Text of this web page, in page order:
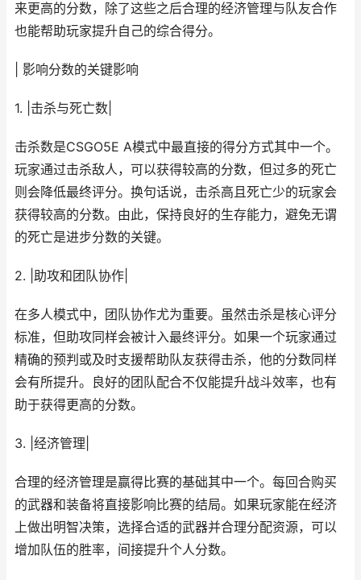
来更高的分数，除了这些之后合理的经济管理与队友合作
也能帮助玩家提升自己的综合得分。
| 影响分数的关键影响
1. |击杀与死亡数|
击杀数是CSGO5E A模式中最直接的得分方式其中一个。
玩家通过击杀敌人，可以获得较高的分数，但过多的死亡
则会降低最终评分。换句话说，击杀高且死亡少的玩家会
获得较高的分数。由此，保持良好的生存能力，避免无谓
的死亡是进步分数的关键。
2. |助攻和团队协作|
在多人模式中，团队协作尤为重要。虽然击杀是核心评分
标准，但助攻同样会被计入最终评分。如果一个玩家通过
精确的预判或及时支援帮助队友获得击杀，他的分数同样
会有所提升。良好的团队配合不仅能提升战斗效率，也有
助于获得更高的分数。
3. |经济管理|
合理的经济管理是赢得比赛的基础其中一个。每回合购买
的武器和装备将直接影响比赛的结局。如果玩家能在经济
上做出明智决策，选择合适的武器并合理分配资源，可以
增加队伍的胜率，间接提升个人分数。